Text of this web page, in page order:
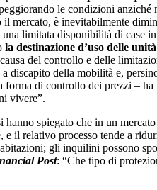
le condizioni
mercato, è inevitabilmente
limitata disponibilità di case
la destinazione d’uso delle
del controllo e delle
discapito della mobilità e,
forma di controllo dei prezzi – ha
vivere”.
spiegato che in un
il relativo processo tende a
gli inquilini possono
Post: “Che tipo di